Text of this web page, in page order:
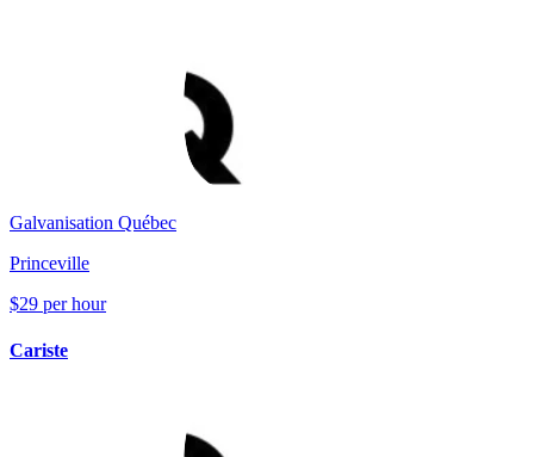
Galvanisation Québec
Princeville
$29 per hour
Cariste